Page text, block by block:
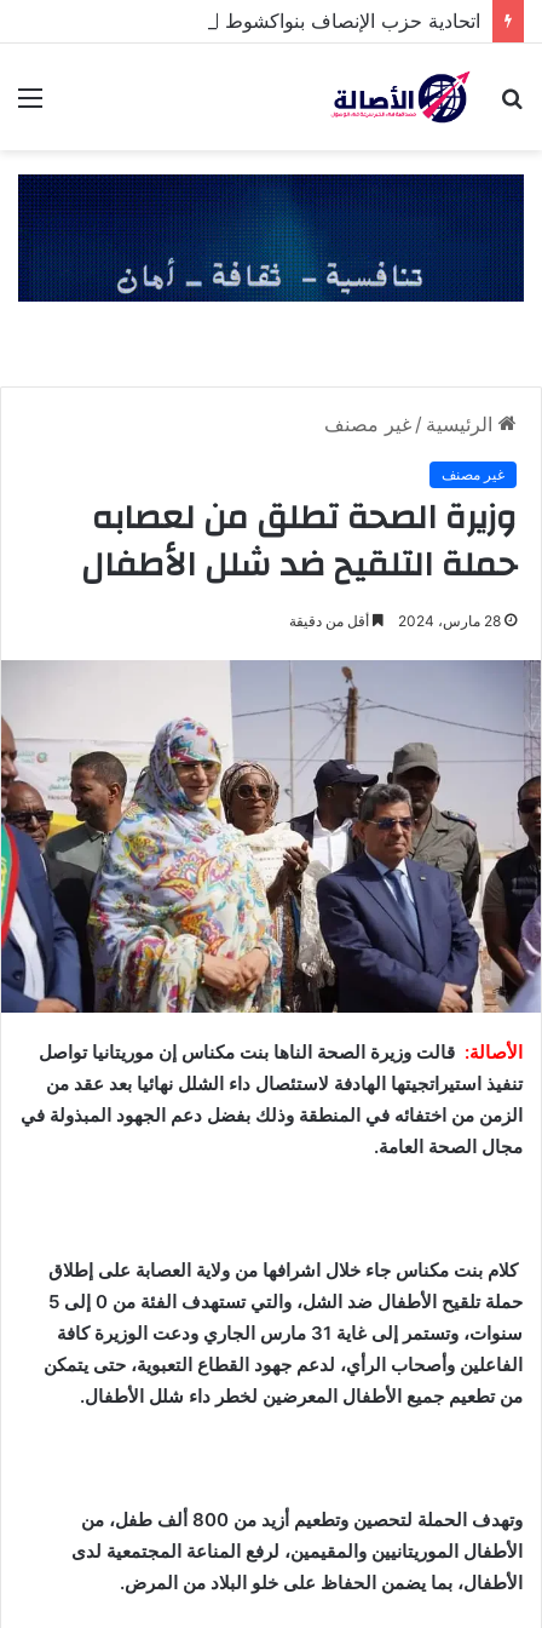
بحث
الرئيسية / غير مصنف
غير مصنف
وزيرة الصحة تطلق من لعصابه
حملة التلقيح ضد شلل الأطفال
28 مارس، 2024 أقل من دقيقة
الأصالة: قالت وزيرة الصحة الناها بنت مكناس إن موريتانيا تواصل
تنفيذ استيراتجيتها الهادفة لاستئصال داء الشلل نهائيا بعد عقد من
الزمن من اختفائه في المنطقة وذلك بفضل دعم الجهود المبذولة في
مجال الصحة العامة.
كلام بنت مكناس جاء خلال اشرافها من ولاية العصابة على إطلاق
حملة تلقيح الأطفال ضد الشل، والتي تستهدف الفئة من 0 إلى 5
سنوات، وتستمر إلى غاية 31 مارس الجاري ودعت الوزيرة كافة
الفاعلين وأصحاب الرأي، لدعم جهود القطاع التعبوية، حتى يتمكن
من تطعيم جميع الأطفال المعرضين لخطر داء شلل الأطفال.
وتهدف الحملة لتحصين وتطعيم أزيد من 800 ألف طفل، من
الأطفال الموريتانيين والمقيمين، لرفع المناعة المجتمعية لدى
الأطفال، بما يضمن الحفاظ على خلو البلاد من المرض.